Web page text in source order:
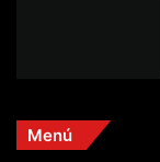
Menú